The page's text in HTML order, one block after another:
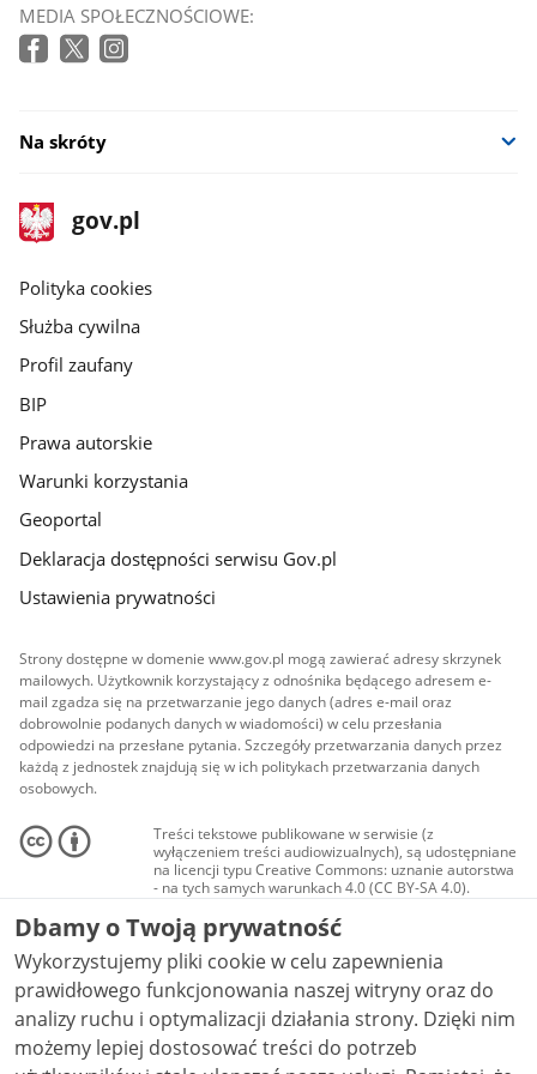
MEDIA SPOŁECZNOŚCIOWE:
Na skróty
stopka
gov.pl
Strona
gov.pl
gov.pl
Polityka cookies
Służba cywilna
Profil zaufany
BIP
Prawa autorskie
Warunki korzystania
Geoportal
Deklaracja dostępności serwisu Gov.pl
Ustawienia prywatności
Strony dostępne w domenie www.gov.pl mogą zawierać adresy skrzynek
mailowych. Użytkownik korzystający z odnośnika będącego adresem e-
mail zgadza się na przetwarzanie jego danych (adres e-mail oraz
dobrowolnie podanych danych w wiadomości) w celu przesłania
odpowiedzi na przesłane pytania. Szczegóły przetwarzania danych przez
każdą z jednostek znajdują się w ich politykach przetwarzania danych
osobowych.
Treści tekstowe publikowane w serwisie (z
wyłączeniem treści audiowizualnych), są udostępniane
na licencji typu Creative Commons: uznanie autorstwa
- na tych samych warunkach 4.0 (CC BY-SA 4.0).
Materiały audiowizualne, w tym zdjęcia, materiały
audio i wideo, są udostępniane na licencji typu
Creative Commons: uznanie autorstwa użycie
niekomercyjne - bez utworów zależnych 4.0 (CC BY-
NC-ND 4.0), o ile nie jest to stwierdzone inaczej.
Dbamy o Twoją prywatność
Wykorzystujemy pliki cookie w celu zapewnienia
prawidłowego funkcjonowania naszej witryny oraz do
analizy ruchu i optymalizacji działania strony. Dzięki nim
możemy lepiej dostosować treści do potrzeb